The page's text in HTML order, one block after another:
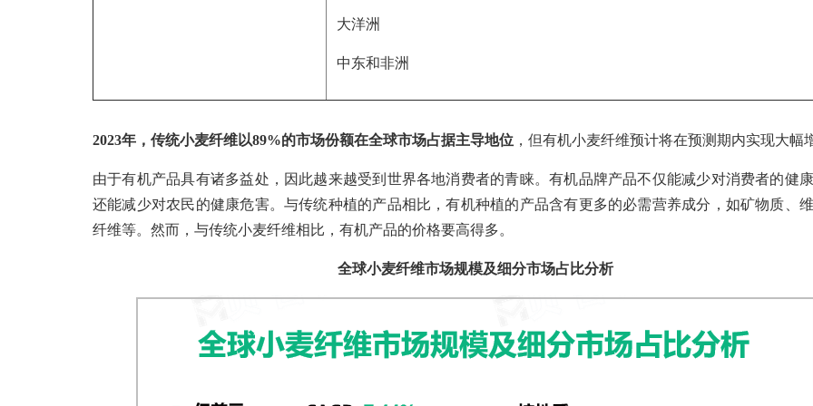
大洋洲
中东和非洲
2023年，传统小麦纤维以89%的市场份额在全球市场占据主导地位 ，但有机小麦纤维预计将在预测期内实现大幅
由于有机产品具有诸多益处，因此越来越受到世界各地消费者的青睐。有机品牌产品不仅能减少对消费者的健康
还能减少对农民的健康危害。与传统种植的产品相比，有机种植的产品含有更多的必需营养成分，如矿物质、维
纤维等。然而，与传统小麦纤维相比，有机产品的价格要高得多。
全球小麦纤维市场规模及细分市场占比分析